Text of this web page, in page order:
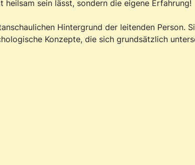
sein lässt, sondern die eigene Erfahrung!
Hintergrund der leitenden Person.
Konzepte, die sich grundsätzlich